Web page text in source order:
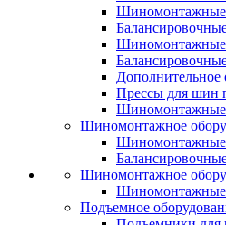
Шиномонтажные
Шиномонтажные
Дополнительное
Прессы для шин
Шиномонтажные
Шиномонтажное
Шиномонтажное
Шиномонтажные
Подъемное